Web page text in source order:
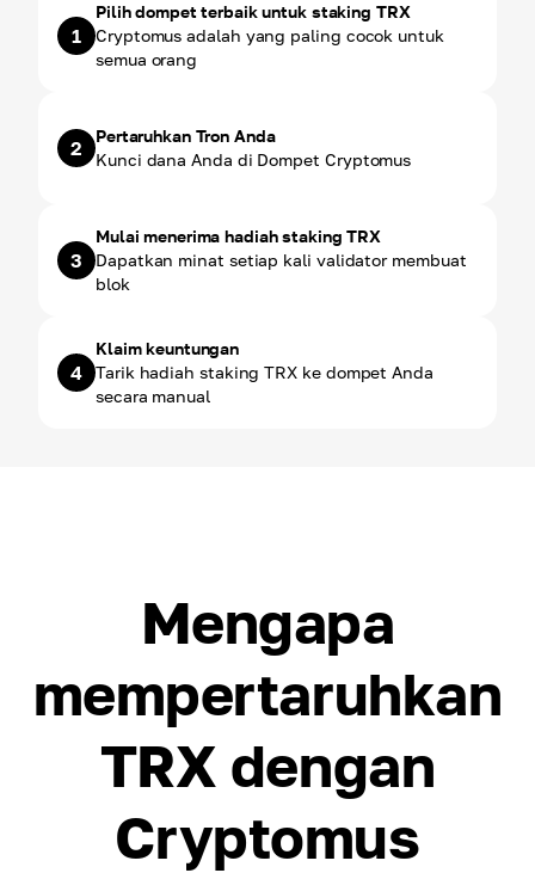
1
Pilih dompet terbaik untuk staking TRX
Cryptomus adalah yang paling cocok untuk
semua orang
2
Pertaruhkan Tron Anda
Kunci dana Anda di Dompet Cryptomus
3
Mulai menerima hadiah staking TRX
Dapatkan minat setiap kali validator membuat
blok
4
Klaim keuntungan
Tarik hadiah staking TRX ke dompet Anda
secara manual
Mengapa
mempertaruhkan
TRX dengan
Cryptomus